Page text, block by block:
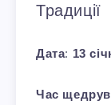
Традиції
Дата: 13
Час